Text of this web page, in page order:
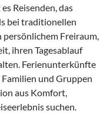
Reisenden, das
bei traditionellen
Freiraum,
ihren Tagesablauf
Ferienunterkünfte
und Gruppen
aus Komfort,
suchen.